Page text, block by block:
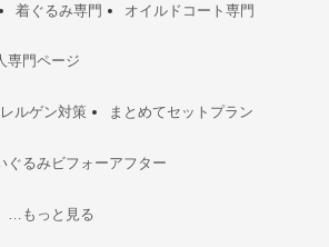
着ぐるみ専門 オイルドコート専門
専門ページ
ルゲン対策 まとめてセットプラン
ぐるみビフォーアフター
…もっと見る